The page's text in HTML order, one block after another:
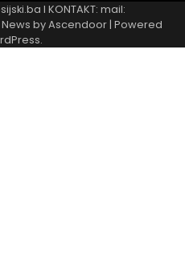
I KONTAKT: mail:
byAscendoor| Powered
.